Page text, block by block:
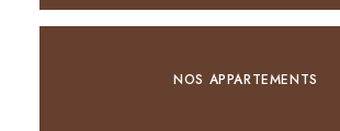
NOS APPARTEMENTS